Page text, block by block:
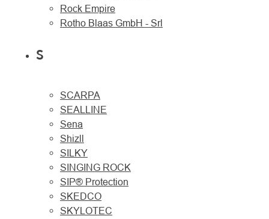
Rock Empire
Rotho Blaas GmbH - Srl
S
SCARPA
SEALLINE
Sena
Shizll
SILKY
SINGING ROCK
SIP® Protection
SKEDCO
SKYLOTEC